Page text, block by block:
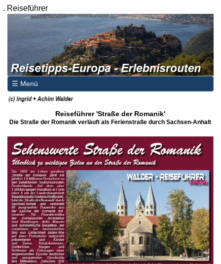
. Reiseführer
☰ Menü
Reiseführer 'Straße der Romanik'
Die Straße der Romanik verläuft als Ferienstraße durch Sachsen-Anhalt